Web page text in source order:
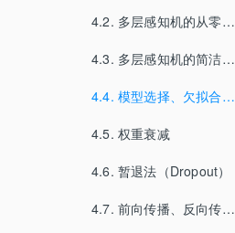
2.4. 微积分
2.5. 自动微分
2.6. 概率
2.7. 查阅文档
3.3. 线性回归的简洁实现
3.4. softmax回归
3.5. 图像分类数据集
4.2. 多层感知机的从零开始实现
4.3. 多层感知机的简洁实现
4.4. 模型选择、欠拟合和过拟合
4.5. 权重衰减
4.6. 暂退法（Dropout）
4.7. 前向传播、反向传播和计算图